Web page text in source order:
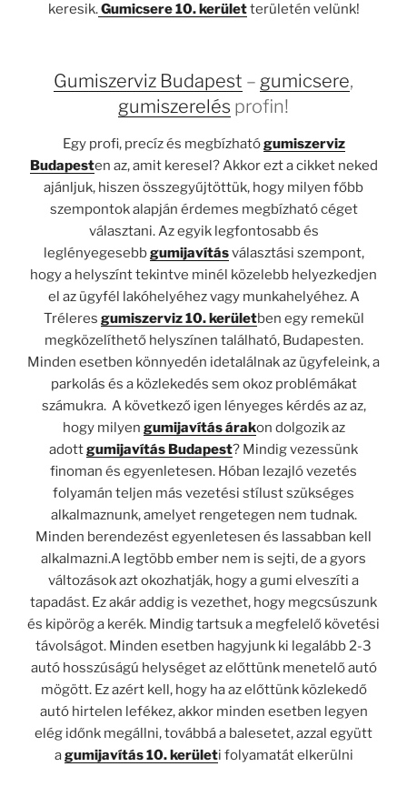
keresik.Gumicsere 10. kerületterületén velünk!
Gumiszerviz Budapest – gumicsere,
gumiszerelés profin!
Egy profi, precíz és megbízhatógumiszerviz
Budapesten az, amit keresel? Akkor ezt a cikket neked
ajánljuk, hiszen összegyűjtöttük, hogy milyen főbb
szempontok alapján érdemes megbízható céget
választani. Az egyik legfontosabb és
leglényegesebbgumijavításválasztási szempont,
hogy a helyszínt tekintve minél közelebb helyezkedjen
el az ügyfél lakóhelyéhez vagy munkahelyéhez. A
Tréleres gumiszerviz 10. kerületben egy remekül
megközelíthető helyszínen található, Budapesten.
Minden esetben könnyedén idetalálnak az ügyfeleink, a
parkolás és a közlekedés sem okoz problémákat
számukra. A következő igen lényeges kérdés az az,
hogy milyen gumijavítás árakon dolgozik az
adottgumijavítás Budapest? Mindig vezessünk
finoman és egyenletesen. Hóban lezajló vezetés
folyamán teljen más vezetési stílust szükséges
alkalmaznunk, amelyet rengetegen nem tudnak.
Minden berendezést egyenletesen és lassabban kell
alkalmazni.A legtöbb ember nem is sejti, de a gyors
változások azt okozhatják, hogy a gumi elveszíti a
tapadást. Ez akár addig is vezethet, hogy megcsúszunk
és kipörög a kerék. Mindig tartsuk a megfelelő követési
távolságot. Minden esetben hagyjunk ki legalább 2-3
autó hosszúságú helységet az előttünk menetelő autó
mögött. Ez azért kell, hogy ha az előttünk közlekedő
autó hirtelen lefékez, akkor minden esetben legyen
elég időnk megállni, továbbá a balesetet, azzal együtt
agumijavítás 10. kerületi folyamatát elkerülni